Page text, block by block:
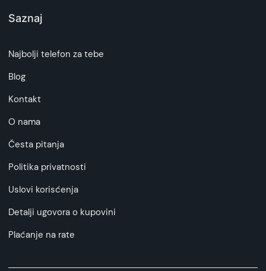
Saznaj
Najbolji telefon za tebe
Blog
Kontakt
O nama
Česta pitanja
Politika privatnosti
Uslovi korisćenja
Detalji ugovora o kupovini
Plaćanje na rate